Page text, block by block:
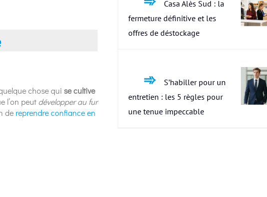
chose qui se cultive
l’on peutdévelopper au fur
de reprendre confiance en
Casa Alès Sud : la
fermeture définitive et les
offres de déstockage
S’habiller pour un
entretien : les 5 règles pour
une tenue impeccable